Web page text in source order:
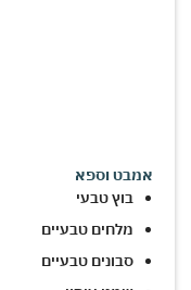
אמבט וספא
בוץ טבעי
מלחים טבעיים
סבונים טבעיים